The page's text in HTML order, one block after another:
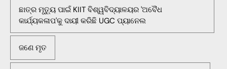
ଛାତ୍ର ମୃତ୍ୟୁ ପାଇଁ KIIT ବିଶ୍ୱବିଦ୍ୟାଳୟର 'ଅବୈଧ
କାର୍ଯ୍ୟକଳାପ'କୁ ଦାୟୀ କରିଛି UGC ପ୍ୟାନେଲ
ଜଣେ ମୃତ